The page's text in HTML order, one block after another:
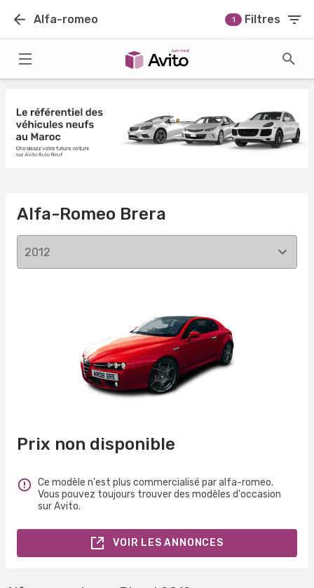
Alfa-romeo 1 Filtres
Alfa-Romeo Brera
2012
Prix non disponible
Ce modèle n'est plus commercialisé par alfa-romeo.
Vous pouvez toujours trouver des modèles d'occasion
sur Avito.
VOIR LES ANNONCES